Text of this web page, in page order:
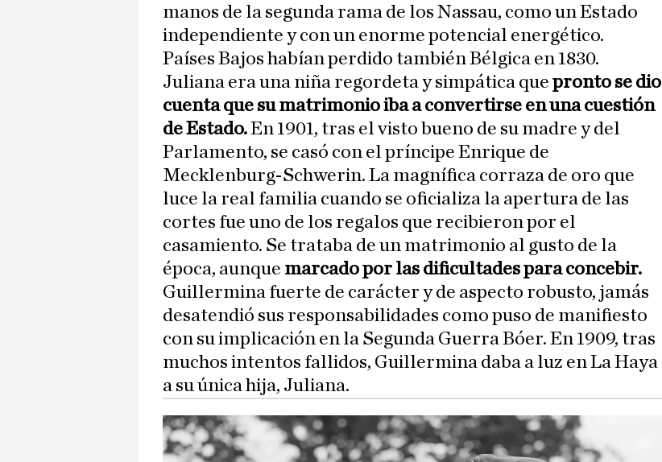
manos de la segunda rama de los Nassau, como un Estado
independiente y con un enorme potencial energético.
Países Bajos habían perdido también Bélgica en 1830.
Juliana era una niña regordeta y simpática que pronto se dio
cuenta que su matrimonio iba a convertirse en una cuestión
de Estado.En 1901, tras el visto bueno de su madre y del
Parlamento, se casó con el príncipe Enrique de
Mecklenburg-Schwerin. La magnífica corraza de oro que
luce la real familia cuando se oficializa la apertura de las
cortes fue uno de los regalos que recibieron por el
casamiento. Se trataba de un matrimonio al gusto de la
época, aunque marcado por las dificultades para concebir.
Guillermina fuerte de carácter y de aspecto robusto, jamás
desatendió sus responsabilidades como puso de manifiesto
con su implicación en la Segunda Guerra Bóer. En 1909, tras
muchos intentos fallidos, Guillermina daba a luz en La Haya
a su única hija, Juliana.